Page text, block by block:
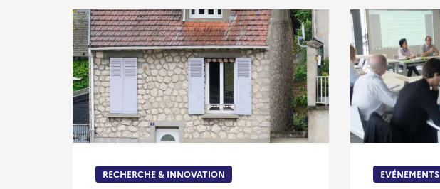
RECHERCHE & INNOVATION EVÉNEMENTS